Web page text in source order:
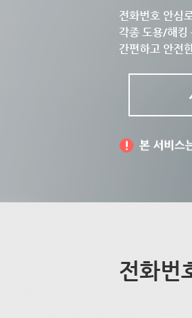
전화번호 안심
각종 도용/해킹
간편하고 안전
전화번